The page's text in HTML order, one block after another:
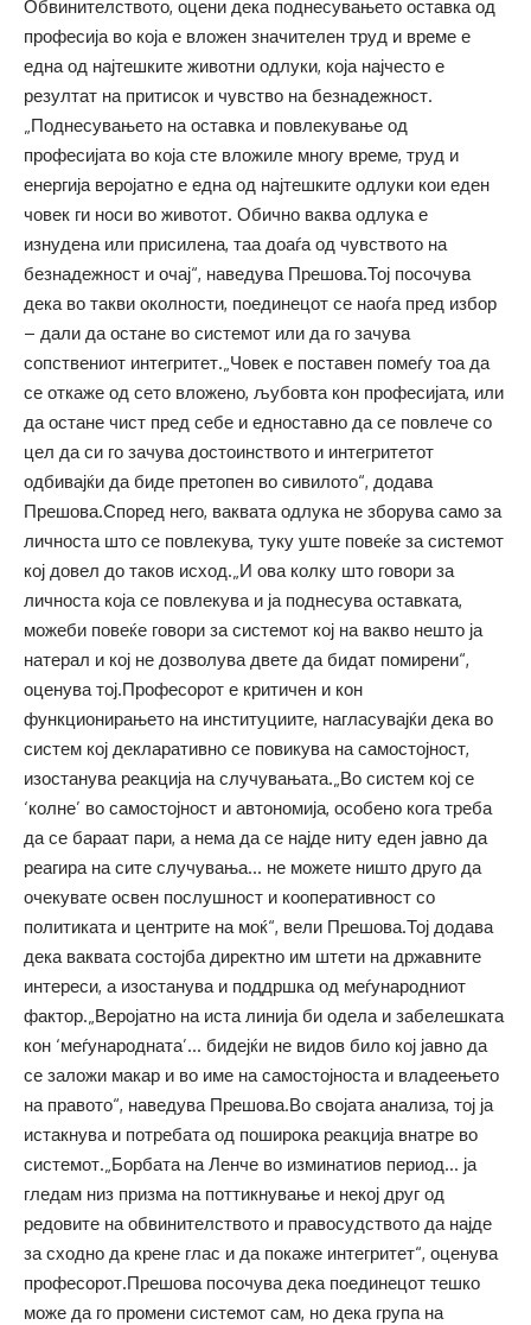
Обвинителството, оцени дека поднесувањето оставка од
професија во која е вложен значителен труд и време е
една од најтешките животни одлуки, која најчесто е
резултат на притисок и чувство на безнадежност.
„Поднесувањето на оставка и повлекување од
професијата во која сте вложиле многу време, труд и
енергија веројатно е една од најтешките одлуки кои еден
човек ги носи во животот. Обично ваква одлука е
изнудена или присилена, таа доаѓа од чувството на
безнадежност и очај“, наведува Прешова.Тој посочува
дека во такви околности, поединецот се наоѓа пред избор
– дали да остане во системот или да го зачува
сопствениот интегритет.„Човек е поставен помеѓу тоа да
се откаже од сето вложено, љубовта кон професијата, или
да остане чист пред себе и едноставно да се повлече со
цел да си го зачува достоинството и интегритетот
одбивајќи да биде претопен во сивилото“, додава
Прешова.Според него, ваквата одлука не зборува само за
личноста што се повлекува, туку уште повеќе за системот
кој довел до таков исход.„И ова колку што говори за
личноста која се повлекува и ја поднесува оставката,
можеби повеќе говори за системот кој на вакво нешто ја
натерал и кој не дозволува двете да бидат помирени“,
оценува тој.Професорот е критичен и кон
функционирањето на институциите, нагласувајќи дека во
систем кој декларативно се повикува на самостојност,
изостанува реакција на случувањата.„Во систем кој се
‘колне’ во самостојност и автономија, особено кога треба
да се бараат пари, а нема да се најде ниту еден јавно да
реагира на сите случувања… не можете ништо друго да
очекувате освен послушност и кооперативност со
политиката и центрите на моќ“, вели Прешова.Тој додава
дека ваквата состојба директно им штети на државните
интереси, а изостанува и поддршка од меѓународниот
фактор.„Веројатно на иста линија би одела и забелешката
кон ‘меѓународната’… бидејќи не видов било кој јавно да
се заложи макар и во име на самостојноста и владеењето
на правото“, наведува Прешова.Во својата анализа, тој ја
истакнува и потребата од поширока реакција внатре во
системот.„Борбата на Ленче во изминатиов период… ја
гледам низ призма на поттикнување и некој друг од
редовите на обвинителството и правосудството да најде
за сходно да крене глас и да покаже интегритет“, оценува
професорот.Прешова посочува дека поединецот тешко
може да го промени системот сам, но дека група на